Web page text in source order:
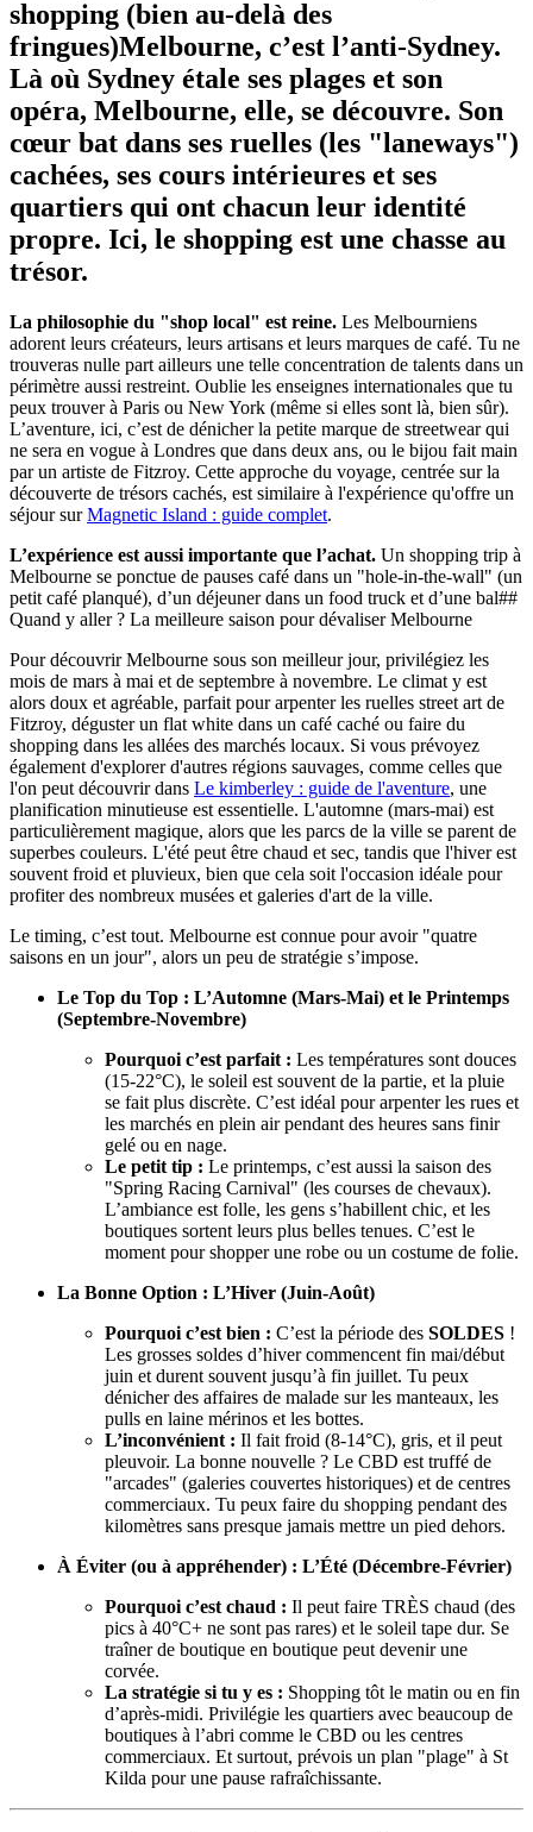
shopping (bien au-delà des
fringues)Melbourne, c’est l’anti-Sydney.
Là où Sydney étale ses plages et son
opéra, Melbourne, elle, se découvre. Son
cœur bat dans ses ruelles (les "laneways")
cachées, ses cours intérieures et ses
quartiers qui ont chacun leur identité
propre. Ici, le shopping est une chasse au
trésor.
La philosophie du "shop local" est reine. Les Melbourniens
adorent leurs créateurs, leurs artisans et leurs marques de café. Tu ne
trouveras nulle part ailleurs une telle concentration de talents dans un
périmètre aussi restreint. Oublie les enseignes internationales que tu
peux trouver à Paris ou New York (même si elles sont là, bien sûr).
L’aventure, ici, c’est de dénicher la petite marque de streetwear qui
ne sera en vogue à Londres que dans deux ans, ou le bijou fait main
par un artiste de Fitzroy. Cette approche du voyage, centrée sur la
découverte de trésors cachés, est similaire à l'expérience qu'offre un
séjour surMagnetic Island : guide complet.
L’expérience est aussi importante que l’achat. Un shopping trip à
Melbourne se ponctue de pauses café dans un "hole-in-the-wall" (un
petit café planqué), d’un déjeuner dans un food truck et d’une bal##
Quand y aller ? La meilleure saison pour dévaliser Melbourne
Pour découvrir Melbourne sous son meilleur jour, privilégiez les
mois de mars à mai et de septembre à novembre. Le climat y est
alors doux et agréable, parfait pour arpenter les ruelles street art de
Fitzroy, déguster un flat white dans un café caché ou faire du
shopping dans les allées des marchés locaux. Si vous prévoyez
également d'explorer d'autres régions sauvages, comme celles que
l'on peut découvrir dans Le kimberley : guide de l'aventure, une
planification minutieuse est essentielle. L'automne (mars-mai) est
particulièrement magique, alors que les parcs de la ville se parent de
superbes couleurs. L'été peut être chaud et sec, tandis que l'hiver est
souvent froid et pluvieux, bien que cela soit l'occasion idéale pour
profiter des nombreux musées et galeries d'art de la ville.
Le timing, c’est tout. Melbourne est connue pour avoir "quatre
saisons en un jour", alors un peu de stratégie s’impose.
Le Top du Top : L’Automne (Mars-Mai) et le Printemps
(Septembre-Novembre)
Pourquoi c’est parfait : Les températures sont douces
(15-22°C), le soleil est souvent de la partie, et la pluie
se fait plus discrète. C’est idéal pour arpenter les rues et
les marchés en plein air pendant des heures sans finir
gelé ou en nage.
Le petit tip : Le printemps, c’est aussi la saison des
"Spring Racing Carnival" (les courses de chevaux).
L’ambiance est folle, les gens s’habillent chic, et les
boutiques sortent leurs plus belles tenues. C’est le
moment pour shopper une robe ou un costume de folie.
La Bonne Option : L’Hiver (Juin-Août)
Pourquoi c’est bien : C’est la période des SOLDES !
Les grosses soldes d’hiver commencent fin mai/début
juin et durent souvent jusqu’à fin juillet. Tu peux
dénicher des affaires de malade sur les manteaux, les
pulls en laine mérinos et les bottes.
L’inconvénient : Il fait froid (8-14°C), gris, et il peut
pleuvoir. La bonne nouvelle ? Le CBD est truffé de
"arcades" (galeries couvertes historiques) et de centres
commerciaux. Tu peux faire du shopping pendant des
kilomètres sans presque jamais mettre un pied dehors.
À Éviter (ou à appréhender) : L’Été (Décembre-Février)
Pourquoi c’est chaud : Il peut faire TRÈS chaud (des
pics à 40°C+ ne sont pas rares) et le soleil tape dur. Se
traîner de boutique en boutique peut devenir une
corvée.
La stratégie si tu y es : Shopping tôt le matin ou en fin
d’après-midi. Privilégie les quartiers avec beaucoup de
boutiques à l’abri comme le CBD ou les centres
commerciaux. Et surtout, prévois un plan "plage" à St
Kilda pour une pause rafraîchissante.